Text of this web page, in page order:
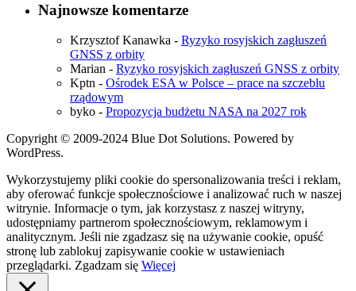
Najnowsze komentarze
Krzysztof Kanawka - Ryzyko rosyjskich zagłuszeń
GNSS z orbity
Marian - Ryzyko rosyjskich zagłuszeń GNSS z orbity
Kptn - Ośrodek ESA w Polsce – prace na szczeblu
rządowym
byko - Propozycja budżetu NASA na 2027 rok
Copyright © 2009-2024 Blue Dot Solutions. Powered by
WordPress.
Wykorzystujemy pliki cookie do spersonalizowania treści i reklam,
aby oferować funkcje społecznościowe i analizować ruch w naszej
witrynie. Informacje o tym, jak korzystasz z naszej witryny,
udostępniamy partnerom społecznościowym, reklamowym i
analitycznym. Jeśli nie zgadzasz się na używanie cookie, opuść
stronę lub zablokuj zapisywanie cookie w ustawieniach
przeglądarki. Zgadzam się Więcej